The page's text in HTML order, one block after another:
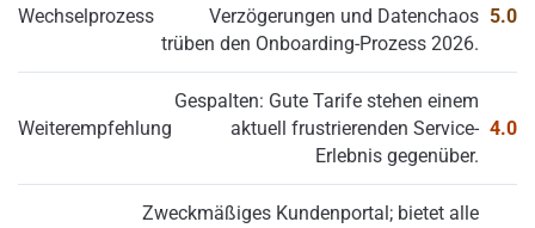
Wechselprozess
Verzögerungen und Datenchaos
trüben den Onboarding-Prozess 2026.
5.0
Weiterempfehlung
Gespalten: Gute Tarife stehen einem
aktuell frustrierenden Service-
Erlebnis gegenüber.
4.0
Zweckmäßiges Kundenportal; bietet alle